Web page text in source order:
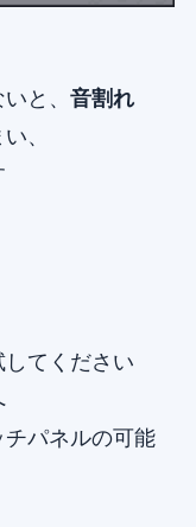
と、 音割れ
、
てください
チパネルの可能